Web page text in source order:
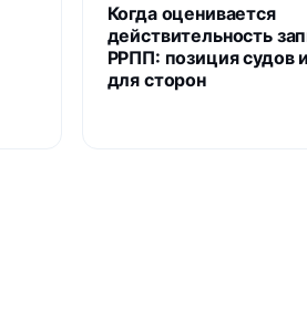
Когда оценивается
действительность
РРПП: позиция судов
для сторон